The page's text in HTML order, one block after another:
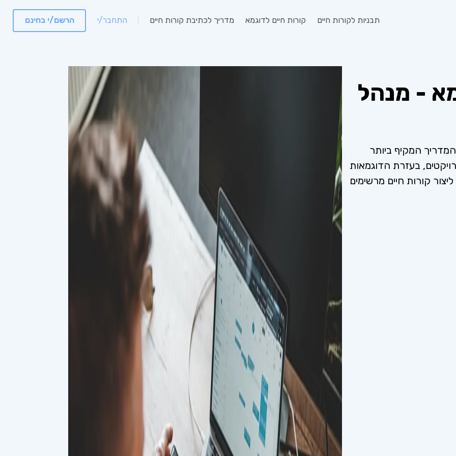
תבניות לקורות חיים קורות חיים לדוגמא מדריך לכתיבת קורות חיים התחבר/י הרשם/י בחינם
- מנהל
המקיף ביותר
בעזרת הדוגמאות
קורות חיים מרשימים